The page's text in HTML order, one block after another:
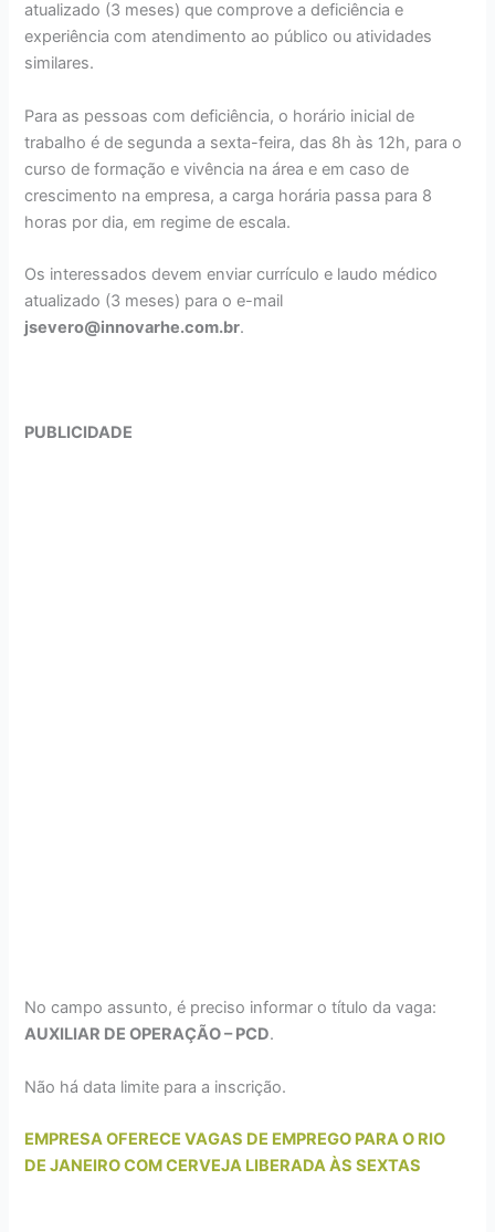
atualizado (3 meses) que comprove a deficiência e
experiência com atendimento ao público ou atividades
similares.
Para as pessoas com deficiência, o horário inicial de
trabalho é de segunda a sexta-feira, das 8h às 12h, para o
curso de formação e vivência na área e em caso de
crescimento na empresa, a carga horária passa para 8
horas por dia, em regime de escala.
Os interessados devem enviar currículo e laudo médico
atualizado (3 meses) para o e-mail
jsevero@innovarhe.com.br.
PUBLICIDADE
No campo assunto, é preciso informar o título da vaga:
AUXILIAR DE OPERAÇÃO – PCD.
Não há data limite para a inscrição.
EMPRESA OFERECE VAGAS DE EMPREGO PARA O RIO
DE JANEIRO COM CERVEJA LIBERADA ÀS SEXTAS